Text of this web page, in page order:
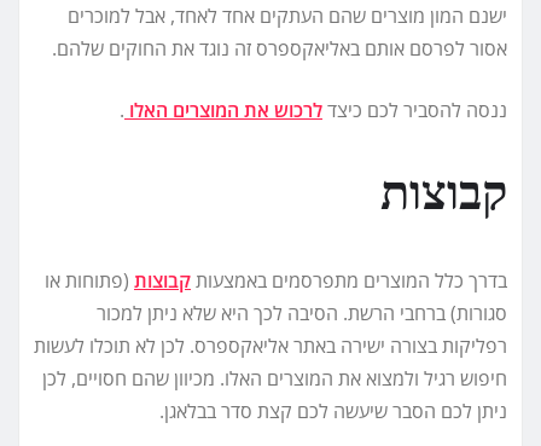
ישנם המון מוצרים שהם העתקים אחד לאחד, אבל למוכרים
אסור לפרסם אותם באליאקספרס זה נוגד את החוקים שלהם.
ננסה להסביר לכם כיצדלרכוש את המוצרים האלו .
קבוצות
בדרך כלל המוצרים מתפרסמים באמצעותקבוצות (פתוחות או
סגורות) ברחבי הרשת. הסיבה לכך היא שלא ניתן למכור
רפליקות בצורה ישירה באתר אליאקספרס. לכן לא תוכלו לעשות
חיפוש רגיל ולמצוא את המוצרים האלו. מכיוון שהם חסויים, לכן
ניתן לכם הסבר שיעשה לכם קצת סדר בבלאגן.